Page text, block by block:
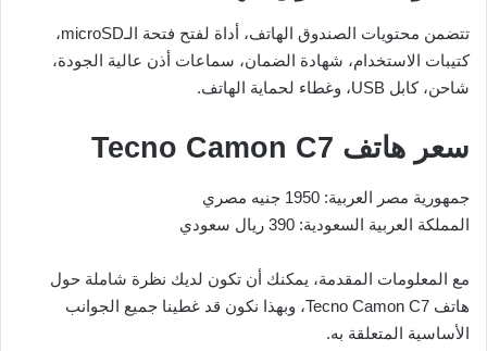
تتضمن محتويات الصندوق الهاتف، أداة لفتح فتحة الـmicroSD،
كتيبات الاستخدام، شهادة الضمان، سماعات أذن عالية الجودة،
شاحن، كابل USB، وغطاء لحماية الهاتف.
سعر هاتف Tecno Camon C7
جمهورية مصر العربية: 1950 جنيه مصري
المملكة العربية السعودية: 390 ريال سعودي
مع المعلومات المقدمة، يمكنك أن تكون لديك نظرة شاملة حول
هاتف Tecno Camon C7، وبهذا نكون قد غطينا جميع الجوانب
الأساسية المتعلقة به.